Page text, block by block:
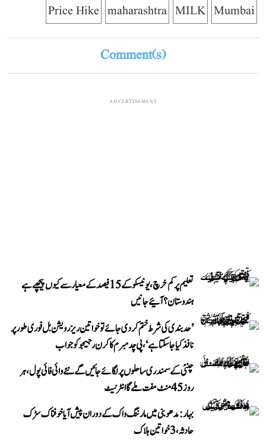
Mumbai
MILK
maharashtra
Price Hike
Comment(s)
ADVERTISEMENT
تعلیم پر کم خرچ، یونیسکو کے 15 فیصد کے معیار سے کیوں پیچھے ہے
ہندوستان؟ آئیے جانیں
’حد بندی کی شرط ختم کر دی جائے تو خواتین ریزرویشن بل فوری طور پر
نافذ کیا جا سکتا ہے‘، پی چدمبرم کا کرن رجیجو کو جواب
چنئی کے سمندری ساحلوں پر لگائے جائیں گے نئے وائی فائی پول، ہر
روز 45 منٹ مفت ملے گا انٹرنیٹ
بہار: مدھوبنی میں مارننگ واک کے دوران پیش آیا خوفناک سڑک
حادثہ، 3 خواتین ہلاک